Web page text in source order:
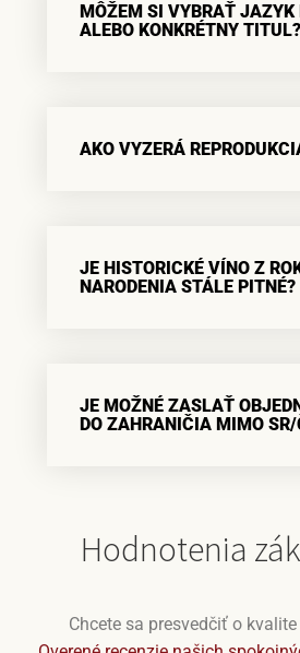
MÔŽEM SI VYBRAŤ JAZYK
ALEBO KONKRÉTNY TITUL?
AKO VYZERÁ
JE HISTORICKÉ VÍNO Z
NARODENIA STÁLE PITNÉ?
JE MOŽNÉ ZASLAŤ
DO ZAHRANIČIA MIMO SR/
Hodnotenia
Chcete sa presvedčiť o